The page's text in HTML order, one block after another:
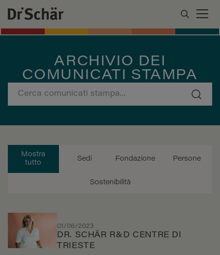
ARCHIVIO DEI
COMUNICATI STAMPA
Mostra
tutto
Sedi Fondazione Persone
Sostenibilità
01/06/2023
DR. SCHÄR R&D CENTRE DI
TRIESTE